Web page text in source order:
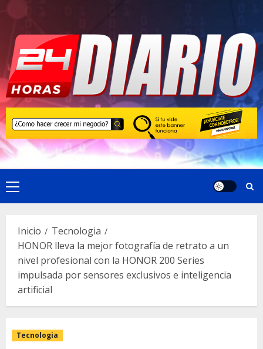
Saltar
contenido
Menú
principal
Inicio
Tecnologia
HONOR lleva la mejor fotografía de retrato a un
nivel profesional con la HONOR 200 Series
impulsada por sensores exclusivos e inteligencia
artificial
Tecnologia